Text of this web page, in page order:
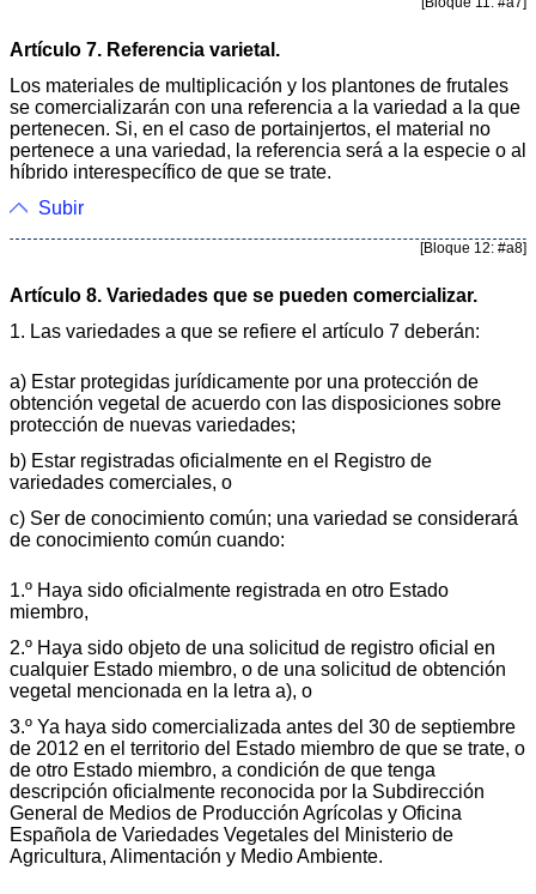
Artículo 7. Referencia varietal.
Los materiales de multiplicación y los plantones de frutales
se comercializarán con una referencia a la variedad a la que
pertenecen. Si, en el caso de portainjertos, el material no
pertenece a una variedad, la referencia será a la especie o al
híbrido interespecífico de que se trate.
Subir
[Bloque 12: #a8]
Artículo 8. Variedades que se pueden comercializar.
1. Las variedades a que se refiere el artículo 7 deberán:
a) Estar protegidas jurídicamente por una protección de
obtención vegetal de acuerdo con las disposiciones sobre
protección de nuevas variedades;
b) Estar registradas oficialmente en el Registro de
variedades comerciales, o
c) Ser de conocimiento común; una variedad se considerará
de conocimiento común cuando:
1.º Haya sido oficialmente registrada en otro Estado
miembro,
2.º Haya sido objeto de una solicitud de registro oficial en
cualquier Estado miembro, o de una solicitud de obtención
vegetal mencionada en la letra a), o
3.º Ya haya sido comercializada antes del 30 de septiembre
de 2012 en el territorio del Estado miembro de que se trate, o
de otro Estado miembro, a condición de que tenga
descripción oficialmente reconocida por la Subdirección
General de Medios de Producción Agrícolas y Oficina
Española de Variedades Vegetales del Ministerio de
Agricultura, Alimentación y Medio Ambiente.